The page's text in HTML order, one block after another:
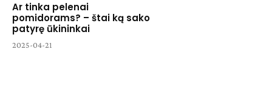
Ar tinka pelenai
pomidorams? – štai ką sako
patyrę ūkininkai
2025-04-21